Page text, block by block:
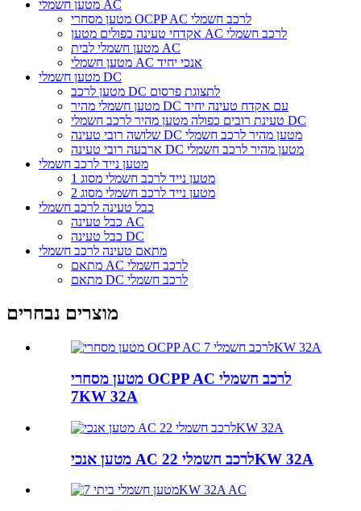
מטען חשמלי AC
מטען מסחרי OCPP AC לרכב חשמלי
אקדחי טעינה כפולים מטען AC לרכב חשמלי
מטען חשמלי לבית AC
מטען חשמלי AC אנכי יחיד
מטען חשמלי DC
מטען לרכב DC לתצוגת פרסום
מטען חשמלי מהיר DC עם אקדח טעינה יחיד
טעינת רובים כפולה מטען מהיר לרכב חשמלי DC
שלושה רובי טעינה DC מטען מהיר לרכב חשמלי
ארבעה רובי טעינה DC מטען מהיר לרכב חשמלי
מטען נייד לרכב חשמלי
מטען נייד לרכב חשמלי מסוג 1
מטען נייד לרכב חשמלי מסוג 2
כבל טעינה לרכב חשמלי
כבל טעינה AC
כבל טעינה DC
מתאם טעינה לרכב חשמלי
מתאם AC לרכב חשמלי
מתאם DC לרכב חשמלי
מוצרים נבחרים
מטען מסחרי OCPP AC לרכב חשמלי
7KW 32A
מטען אנכי AC לרכב חשמלי 22KW 32A